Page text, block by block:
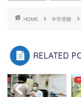
HOME 中学受験
RELATED